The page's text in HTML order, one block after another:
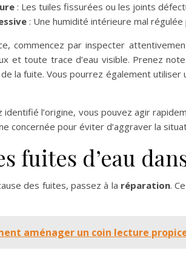
: Les tuiles fissurées ou les joints
: Une humidité intérieure mal
commencez par inspecter
et toute trace d’eau visible. Prenez
la fuite. Vous pourrez également utiliser
identifié l’origine, vous pouvez agir
concernée pour éviter d’aggraver la
fuites d’eau
des fuites, passez à la réparation.
aménager un coin lecture